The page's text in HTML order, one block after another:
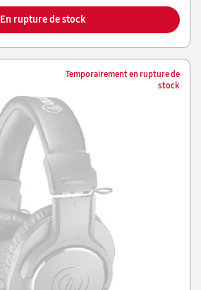
En rupture de stock
Temporairement en rupture de
stock